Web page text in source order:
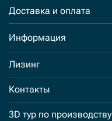
Доставка и оплата
Информация
Лизинг
Контакты
3D тур по производству